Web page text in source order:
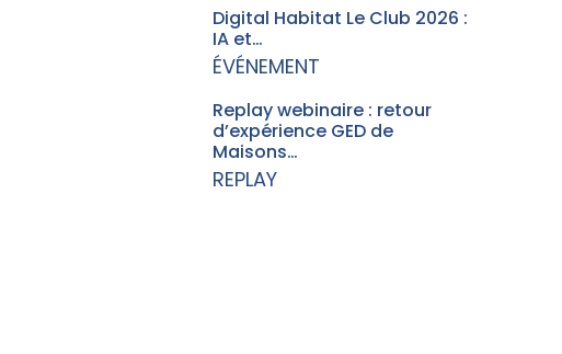
Digital Habitat Le Club 2026 :
IA et…
ÉVÉNEMENT
Replay webinaire : retour
d’expérience GED de
Maisons…
REPLAY